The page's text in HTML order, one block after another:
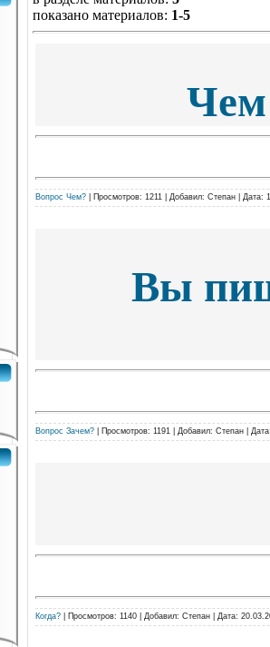
показано материалов: 1-5
Вопрос Чем? Просмотров: 1211 Добавил: Степан Дата:
Вы
Вопрос Зачем? Просмотров: 1191 Добавил: Степан Дата:
Когда? Просмотров: 1140 Добавил: Степан Дата: